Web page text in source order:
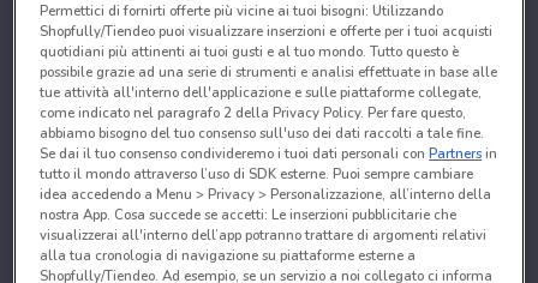
Permettici di fornirti offerte più vicine ai tuoi bisogni: Utilizzando
Shopfully/Tiendeo puoi visualizzare inserzioni e offerte per i tuoi acquisti
quotidiani più attinenti ai tuoi gusti e al tuo mondo. Tutto questo è
possibile grazie ad una serie di strumenti e analisi effettuate in base alle
tue attività all'interno dell'applicazione e sulle piattaforme collegate,
come indicato nel paragrafo 2 della Privacy Policy. Per fare questo,
abbiamo bisogno del tuo consenso sull'uso dei dati raccolti a tale fine.
Se dai il tuo consenso condivideremo i tuoi dati personali conPartnersin
tutto il mondo attraverso l’uso di SDK esterne. Puoi sempre cambiare
idea accedendo a Menu > Privacy > Personalizzazione, all’interno della
nostra App. Cosa succede se accetti: Le inserzioni pubblicitarie che
visualizzerai all'interno dell’app potranno trattare di argomenti relativi
alla tua cronologia di navigazione su piattaforme esterne a
Shopfully/Tiendeo. Ad esempio, se un servizio a noi collegato ci informa